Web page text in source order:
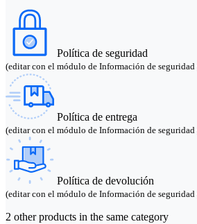
Política de seguridad
(editar con el módulo de Información de
Política de entrega
(editar con el módulo de Información de
Política de devolución
(editar con el módulo de Información de
2 other products in the same category